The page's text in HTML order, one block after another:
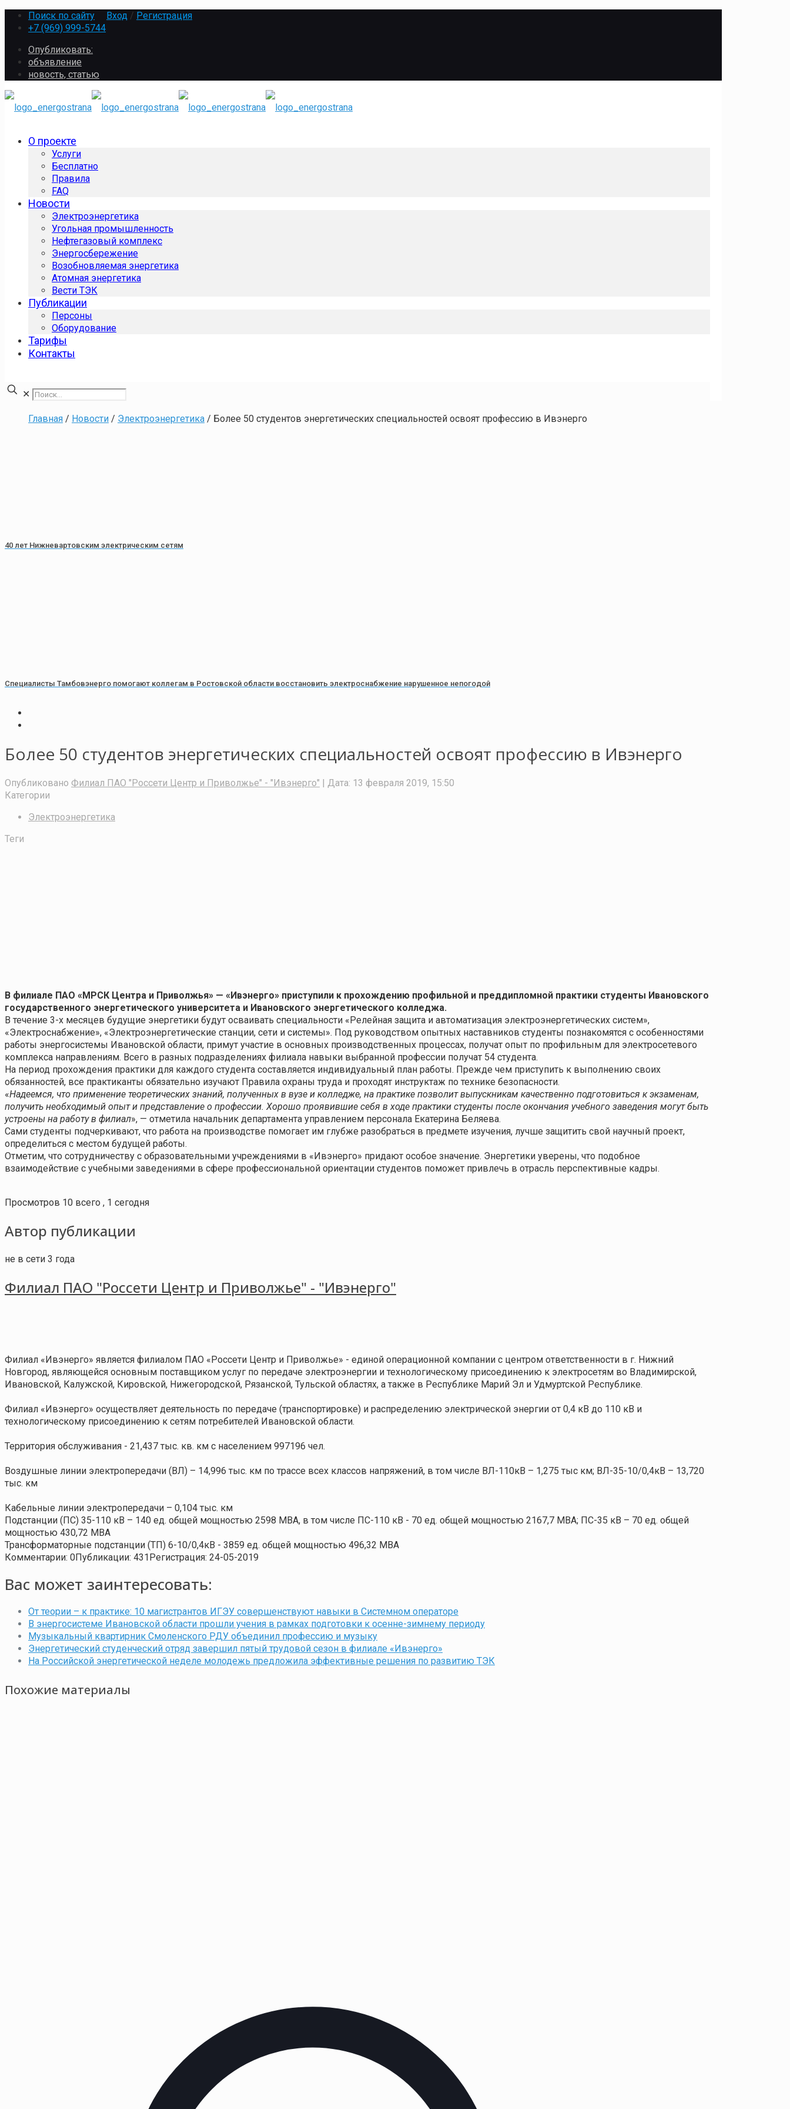
Поиск по сайту Вход / Регистрация
+7 (969) 999-5744
Опубликовать:
объявление
новость, статью
О проекте
Услуги
Бесплатно
Правила
FAQ
Новости
Электроэнергетика
Угольная промышленность
Нефтегазовый комплекс
Энергосбережение
Возобновляемая энергетика
Атомная энергетика
Вести ТЭК
Публикации
Персоны
Оборудование
Тарифы
Контакты
✕
Главная / Новости / Электроэнергетика / Более 50 студентов энергетических специальностей освоят профессию в Ивэнерго
40 лет Нижневартовским электрическим сетям
Специалисты Тамбовэнерго помогают коллегам в Ростовской области восстановить электроснабжение нарушенное непогодой
Более 50 студентов энергетических специальностей освоят профессию в Ивэнерго
Опубликовано Филиал ПАО "Россети Центр и Приволжье" - "Ивэнерго" | Дата: 13 февраля 2019, 15:50
Категории
Электроэнергетика
Теги
В филиале ПАО «МРСК Центра и Приволжья» — «Ивэнерго» приступили к прохождению профильной и преддипломной практики студенты Ивановского
государственного энергетического университета и Ивановского энергетического колледжа.
В течение 3-х месяцев будущие энергетики будут осваивать специальности «Релейная защита и автоматизация электроэнергетических систем»,
«Электроснабжение», «Электроэнергетические станции, сети и системы». Под руководством опытных наставников студенты познакомятся с особенностями
работы энергосистемы Ивановской области, примут участие в основных производственных процессах, получат опыт по профильным для электросетевого
комплекса направлениям. Всего в разных подразделениях филиала навыки выбранной профессии получат 54 студента.
На период прохождения практики для каждого студента составляется индивидуальный план работы. Прежде чем приступить к выполнению своих
обязанностей, все практиканты обязательно изучают Правила охраны труда и проходят инструктаж по технике безопасности.
«Надеемся, что применение теоретических знаний, полученных в вузе и колледже, на практике позволит выпускникам качественно подготовиться к экзаменам,
получить необходимый опыт и представление о профессии. Хорошо проявившие себя в ходе практики студенты после окончания учебного заведения могут быть
устроены на работу в филиал», — отметила начальник департамента управлением персонала Екатерина Беляева.
Сами студенты подчеркивают, что работа на производстве помогает им глубже разобраться в предмете изучения, лучше защитить свой научный проект,
определиться с местом будущей работы.
Отметим, что сотрудничеству с образовательными учреждениями в «Ивэнерго» придают особое значение. Энергетики уверены, что подобное
взаимодействие с учебными заведениями в сфере профессиональной ориентации студентов поможет привлечь в отрасль перспективные кадры.
Просмотров 10 всего , 1 сегодня
Автор публикации
не в сети 3 года
Филиал ПАО "Россети Центр и Приволжье" - "Ивэнерго"
Филиал «Ивэнерго» является филиалом ПАО «Россети Центр и Приволжье» - единой операционной компании с центром ответственности в г. Нижний
Новгород, являющейся основным поставщиком услуг по передаче электроэнергии и технологическому присоединению к электросетям во Владимирской,
Ивановской, Калужской, Кировской, Нижегородской, Рязанской, Тульской областях, а также в Республике Марий Эл и Удмуртской Республике.
Филиал «Ивэнерго» осуществляет деятельность по передаче (транспортировке) и распределению электрической энергии от 0,4 кВ до 110 кВ и
технологическому присоединению к сетям потребителей Ивановской области.
Территория обслуживания - 21,437 тыс. кв. км с населением 997196 чел.
Воздушные линии электропередачи (ВЛ) – 14,996 тыс. км по трассе всех классов напряжений, в том числе ВЛ-110кВ – 1,275 тыс км; ВЛ-35-10/0,4кВ – 13,720
тыс. км
Кабельные линии электропередачи – 0,104 тыс. км
Подстанции (ПС) 35-110 кВ – 140 ед. общей мощностью 2598 MВА, в том числе ПС-110 кВ - 70 ед. общей мощностью 2167,7 MВА; ПС-35 кВ – 70 ед. общей
мощностью 430,72 MВА
Трансформаторные подстанции (ТП) 6-10/0,4кВ - 3859 ед. общей мощностью 496,32 MВА
Комментарии: 0Публикации: 431Регистрация: 24-05-2019
Вас может заинтересовать:
От теории – к практике: 10 магистрантов ИГЭУ совершенствуют навыки в Системном операторе
В энергосистеме Ивановской области прошли учения в рамках подготовки к осенне-зимнему периоду
Музыкальный квартирник Смоленского РДУ объединил профессию и музыку
Энергетический студенческий отряд завершил пятый трудовой сезон в филиале «Ивэнерго»
На Российской энергетической неделе молодежь предложила эффективные решения по развитию ТЭК
Похожие материалы